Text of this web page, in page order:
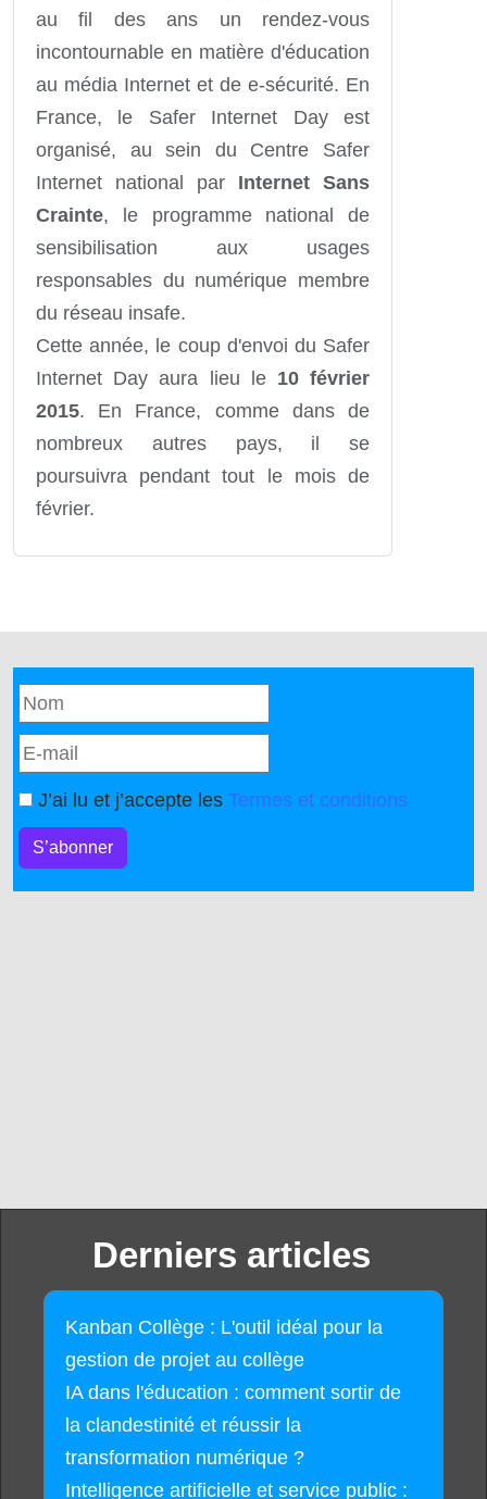
au fil des ans un rendez-vous
incontournable en matière d'éducation
au média Internet et de e-sécurité. En
France, le Safer Internet Day est
organisé, au sein du Centre Safer
Internet national par Internet Sans
Crainte, le programme national de
sensibilisation aux usages
responsables du numérique membre
du réseau insafe.
Cette année, le coup d'envoi du Safer
Internet Day aura lieu le 10 février
2015. En France, comme dans de
nombreux autres pays, il se
poursuivra pendant tout le mois de
février.
J’ai lu et j’accepte les Termes et conditions
S’abonner
Derniers articles
Kanban Collège : L'outil idéal pour la
gestion de projet au collège
IA dans l'éducation : comment sortir de
la clandestinité et réussir la
transformation numérique ?
Intelligence artificielle et service public :